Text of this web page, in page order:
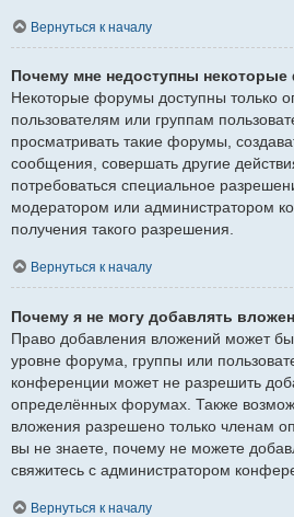
Вернуться к началу
Почему мне недоступны
Некоторые форумы доступны только
пользователям или группам
просматривать такие форумы,
сообщения, совершать другие
потребоваться специальное
модератором или администратором
получения такого разрешения.
Вернуться к началу
Почему я не могу добавлять
Право добавления вложений может
уровне форума, группы или
конференции может не разрешить
определённых форумах. Также
вложения разрешено только членам
вы не знаете, почему не можете
свяжитесь с администратором
Вернуться к началу